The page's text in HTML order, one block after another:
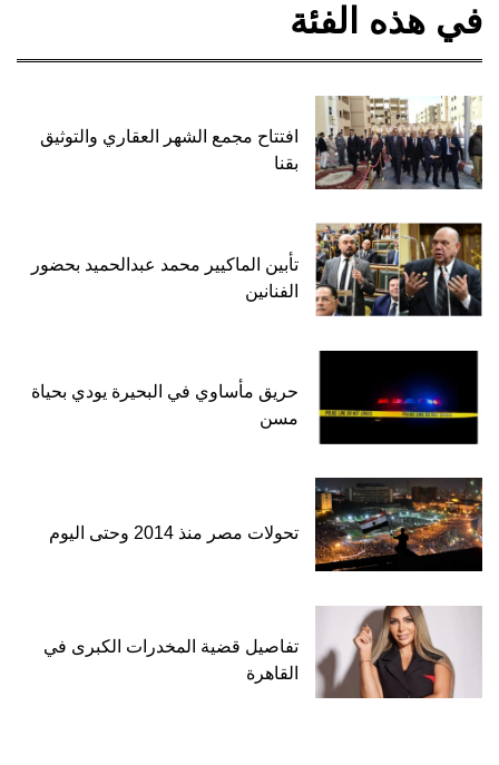
في هذه الفئة
افتتاح مجمع الشهر العقاري والتوثيق
بقنا
تأبين الماكيير محمد عبدالحميد بحضور
الفنانين
حريق مأساوي في البحيرة يودي بحياة
مسن
تحولات مصر منذ 2014 وحتى اليوم
تفاصيل قضية المخدرات الكبرى في
القاهرة